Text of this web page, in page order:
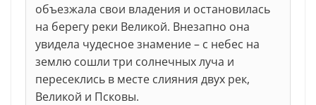
объезжала свои владения и остановилась
на берегу реки Великой. Внезапно она
увидела чудесное знамение – с небес на
землю сошли три солнечных луча и
пересеклись в месте слияния двух рек,
Великой и Псковы.